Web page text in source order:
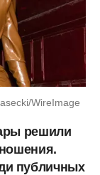
WireImage
решили
публичных